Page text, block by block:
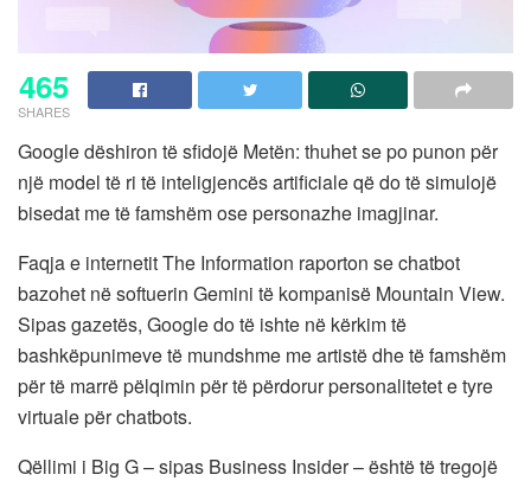
465
SHARES
Google dëshiron të sfidojë Metën: thuhet se po punon për
një model të ri të inteligjencës artificiale që do të simulojë
bisedat me të famshëm ose personazhe imagjinar.
Faqja e internetit The Information raporton se chatbot
bazohet në softuerin Gemini të kompanisë Mountain View.
Sipas gazetës, Google do të ishte në kërkim të
bashkëpunimeve të mundshme me artistë dhe të famshëm
për të marrë pëlqimin për të përdorur personalitetet e tyre
virtuale për chatbots.
Qëllimi i Big G – sipas Business Insider – është të tregojë